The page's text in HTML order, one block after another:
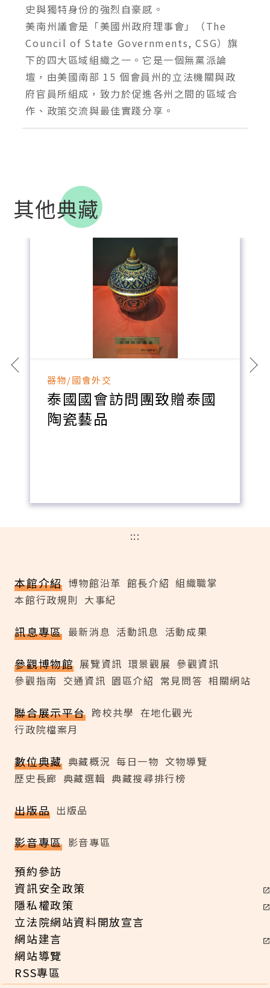
史與獨特身份的強烈自豪感。
美南州議會是「美國州政府理事會」（The
Council of State Governments, CSG）旗
下的四大區域組織之一。它是一個無黨派論
壇，由美國南部 15 個會員州的立法機關與政
府官員所組成，致力於促進各州之間的區域合
其他典藏
器物/國會外交
泰國國會訪問團致贈泰國
陶瓷藝品
:::
本館介紹 博物館沿革 館長介紹 組織職掌
本館行政規則 大事紀
訊息專區 最新消息 活動訊息 活動成果
參觀博物館 展覽資訊 環景觀展 參觀資訊
參觀指南 交通資訊 園區介紹 常見問答 相關網站
聯合展示平台 跨校共學 在地化觀光
行政院檔案月
數位典藏 典藏概況 每日一物 文物導覽
歷史長廊 典藏選輯 典藏搜尋排行榜
出版品 出版品
影音專區 影音專區
預約參訪
資訊安全政策
隱私權政策
立法院網站資料開放宣言
網站建言
網站導覽
RSS專區